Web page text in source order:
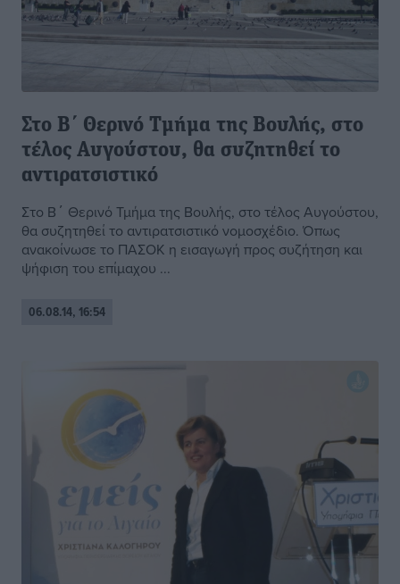
Στο Β΄ Θερινό Τμήμα της Βουλής, στο
τέλος Αυγούστου, θα συζητηθεί το
αντιρατσιστικό
Στο Β΄ Θερινό Τμήμα της Βουλής, στο τέλος Αυγούστου,
θα συζητηθεί το αντιρατσιστικό νομοσχέδιο. Όπως
ανακοίνωσε το ΠΑΣΟΚ η εισαγωγή προς συζήτηση και
ψήφιση του επίμαχου ...
06.08.14, 16:54